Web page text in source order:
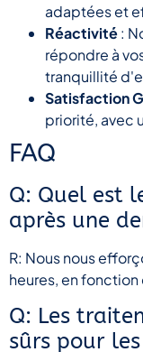
adaptées et
Réactivité:
répondre à
tranquillité
Satisfaction
priorité, avec
FAQ
Q: Quel est
après une
R: Nous nous
heures, en
Q: Les
sûrs pour